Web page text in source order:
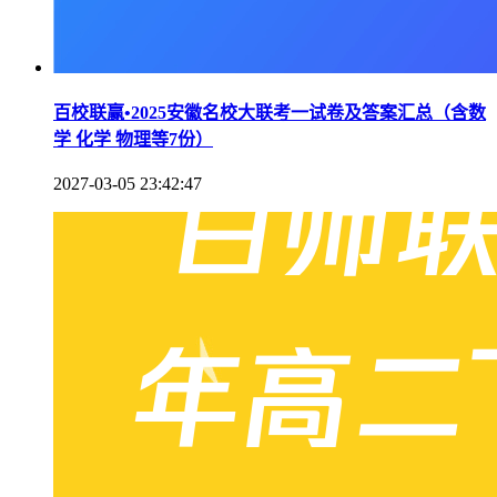
百校联赢•2025安徽名校大联考一试卷及答案汇总（含数
学 化学 物理等7份）
2027-03-05 23:42:47